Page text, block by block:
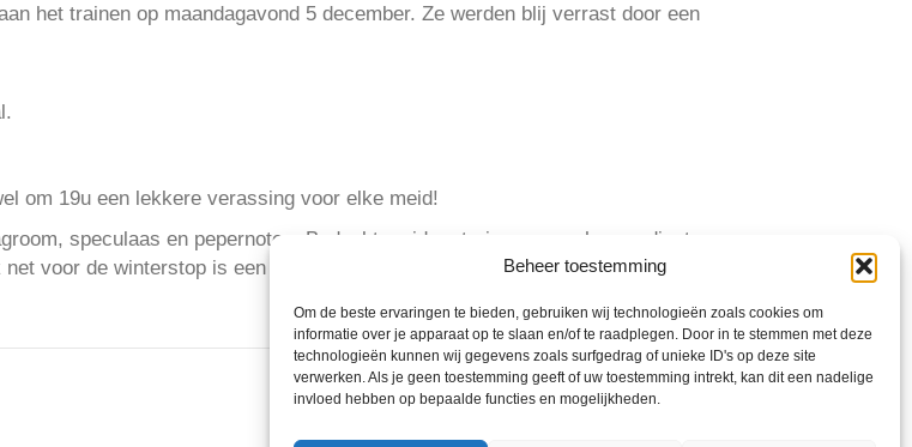
Beheer toestemming
Om de beste ervaringen te bieden, gebruiken wij technologieën zoals cookies om
informatie over je apparaat op te slaan en/of te raadplegen. Door in te stemmen met deze
technologieën kunnen wij gegevens zoals surfgedrag of unieke ID's op deze site
verwerken. Als je geen toestemming geeft of uw toestemming intrekt, kan dit een nadelige
invloed hebben op bepaalde functies en mogelijkheden.
het trainen op maandagavond 5 december. Ze werden blij verrast door een
om 19u een lekkere verassing voor elke meid!
speculaas en pepernoten. Bedankt meiden, trainers, coach, coordinator
voor de winterstop is een mooie prestatie. Op naar de tweede klasse in